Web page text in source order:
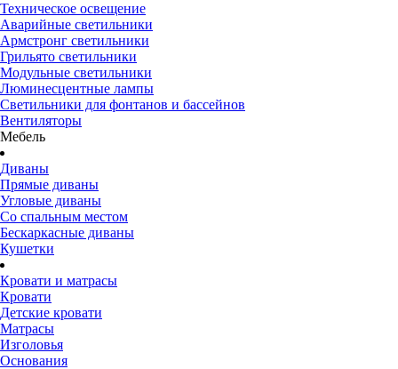
Техническое освещение
Аварийные светильники
Армстронг светильники
Грильято светильники
Модульные светильники
Люминесцентные лампы
Светильники для фонтанов и бассейнов
Вентиляторы
Мебель
Диваны
Прямые диваны
Угловые диваны
Со спальным местом
Бескаркасные диваны
Кушетки
Кровати и матрасы
Кровати
Детские кровати
Матрасы
Изголовья
Основания